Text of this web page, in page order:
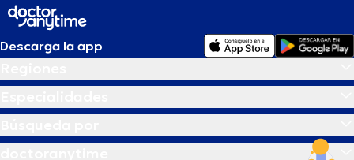
Descarga la app